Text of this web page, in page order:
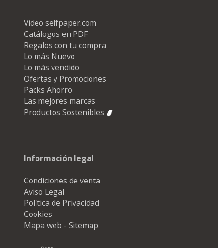
Video selfpaper.com
Catálogos en PDF
Regalos con tu compra
Lo más Nuevo
Lo más vendido
Ofertas y Promociones
Packs Ahorro
Las mejores marcas
Productos Sostenibles
Información legal
Condiciones de venta
Aviso Legal
Política de Privacidad
Cookies
Mapa web - Sitemap